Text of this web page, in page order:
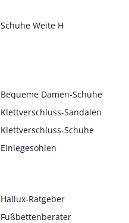
Schuhe Weite H
Bequeme Damen-Schuhe
Klettverschluss-Sandalen
Klettverschluss-Schuhe
Einlegesohlen
Hallux-Ratgeber
Fußbettenberater